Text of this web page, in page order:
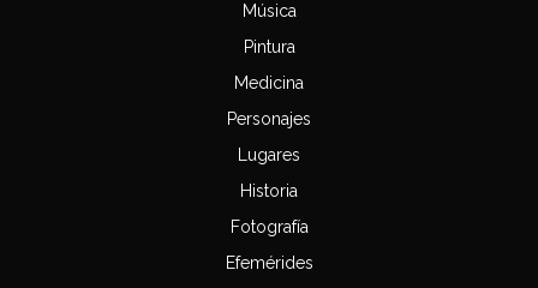
Música
Pintura
Medicina
Personajes
Lugares
Historia
Fotografía
Efemérides